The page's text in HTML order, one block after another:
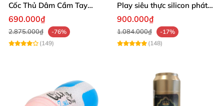
Cốc Thủ Dâm Cầm Tay
Silicon Xoắn Ốc
690.000₫
2.875.000₫
-76%
(149)
Play siêu thực silicon phát
quang
900.000₫
1.084.000₫
-17%
(148)